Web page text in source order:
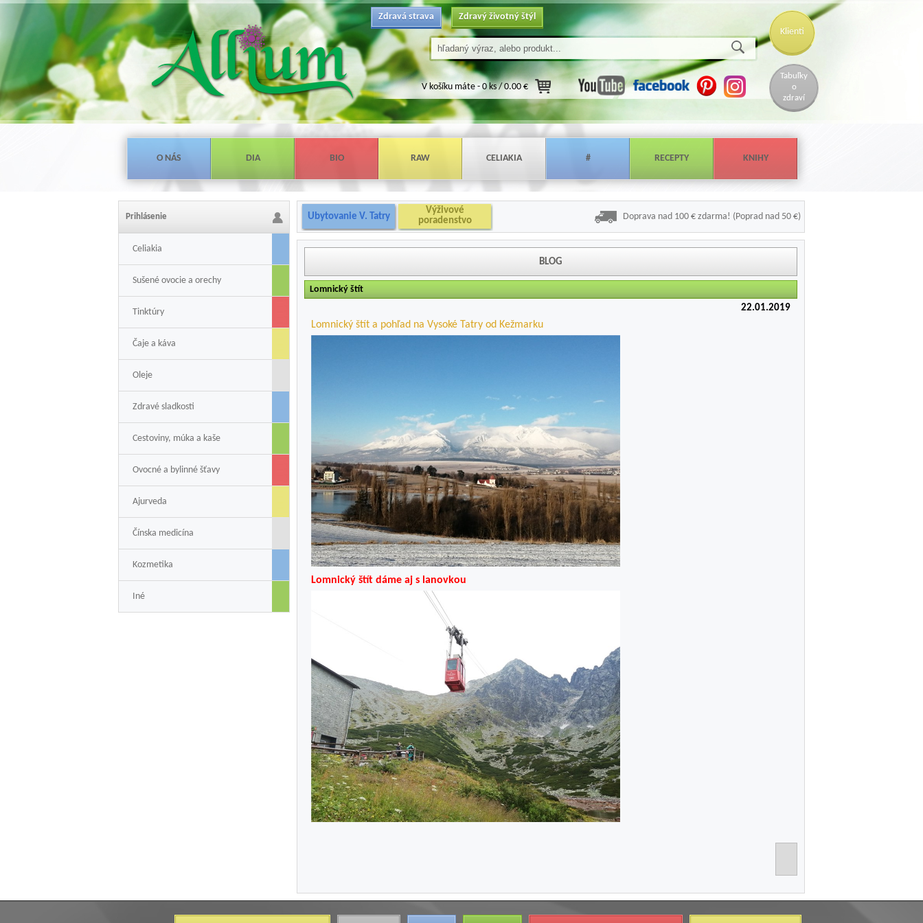
Klienti
Zdravá strava Zdravý životný štýl
V košíku máte - 0 ks / 0.00 €
Tabuľky
o
zdraví
O NÁS DIA BIO RAW CELIAKIA # RECEPTY KNIHY
Prihlásenie
Celiakia
Sušené ovocie a orechy
Tinktúry
Čaje a káva
Oleje
Zdravé sladkosti
Cestoviny, múka a kaše
Ovocné a bylinné šťavy
Ajurveda
Čínska medicína
Kozmetika
Iné
Ubytovanie V. Tatry
Výživové
poradenstvo
Doprava nad 100 € zdarma! (Poprad nad 50 €)
BLOG
Lomnický štít
22.01.2019
Lomnický štít a pohľad na Vysoké Tatry od Kežmarku
Lomnický štít dáme aj s lanovkou